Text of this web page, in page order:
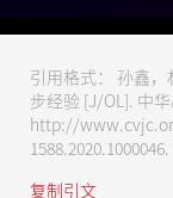
引用格式： 孙鑫
步经验 [J/OL]. 中
http://
1588.2020.1000046.
复制引文